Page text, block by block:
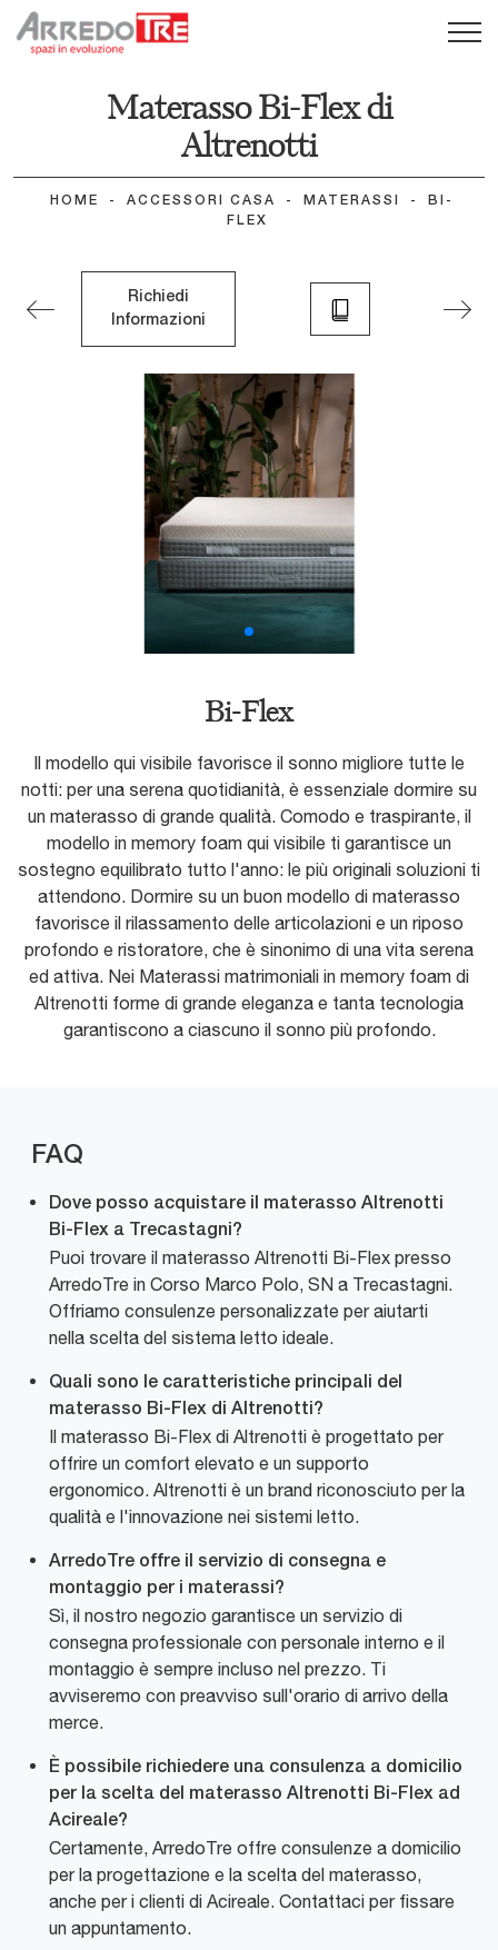
Materasso Bi-Flex di
Altrenotti
HOME - ACCESSORI CASA - MATERASSI -
BI-
FLEX
Richiedi
Informazioni
Bi-Flex
Il modello qui visibile favorisce il sonno migliore tutte le
notti: per una serena quotidianità, è essenziale dormire su
un materasso di grande qualità. Comodo e traspirante, il
modello in memory foam qui visibile ti garantisce un
sostegno equilibrato tutto l'anno: le più originali soluzioni ti
attendono. Dormire su un buon modello di materasso
favorisce il rilassamento delle articolazioni e un riposo
profondo e ristoratore, che è sinonimo di una vita serena
ed attiva. Nei Materassi matrimoniali in memory foam di
Altrenotti forme di grande eleganza e tanta tecnologia
garantiscono a ciascuno il sonno più profondo.
FAQ
Dove posso acquistare il materasso Altrenotti
Bi-Flex a Trecastagni?
Puoi trovare il materasso Altrenotti Bi-Flex presso
ArredoTre in Corso Marco Polo, SN a Trecastagni.
Offriamo consulenze personalizzate per aiutarti
nella scelta del sistema letto ideale.
Quali sono le caratteristiche principali del
materasso Bi-Flex di Altrenotti?
Il materasso Bi-Flex di Altrenotti è progettato per
offrire un comfort elevato e un supporto
ergonomico. Altrenotti è un brand riconosciuto per la
qualità e l'innovazione nei sistemi letto.
ArredoTre offre il servizio di consegna e
montaggio per i materassi?
Sì, il nostro negozio garantisce un servizio di
consegna professionale con personale interno e il
montaggio è sempre incluso nel prezzo. Ti
avviseremo con preavviso sull'orario di arrivo della
merce.
È possibile richiedere una consulenza a domicilio
per la scelta del materasso Altrenotti Bi-Flex ad
Acireale?
Certamente, ArredoTre offre consulenze a domicilio
per la progettazione e la scelta del materasso,
anche per i clienti di Acireale. Contattaci per fissare
un appuntamento.